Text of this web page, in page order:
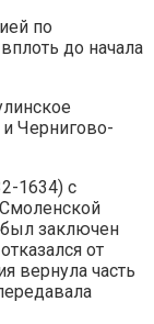
по
до начала
Чернигово-
1634) с
заключен
от
вернула часть